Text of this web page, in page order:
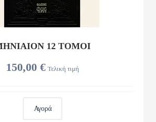
150,00 € Τελική τιμή
12 ΤΟΜΟΙ
Αγορά